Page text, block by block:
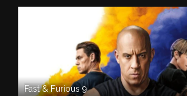
Fast & Furious 9